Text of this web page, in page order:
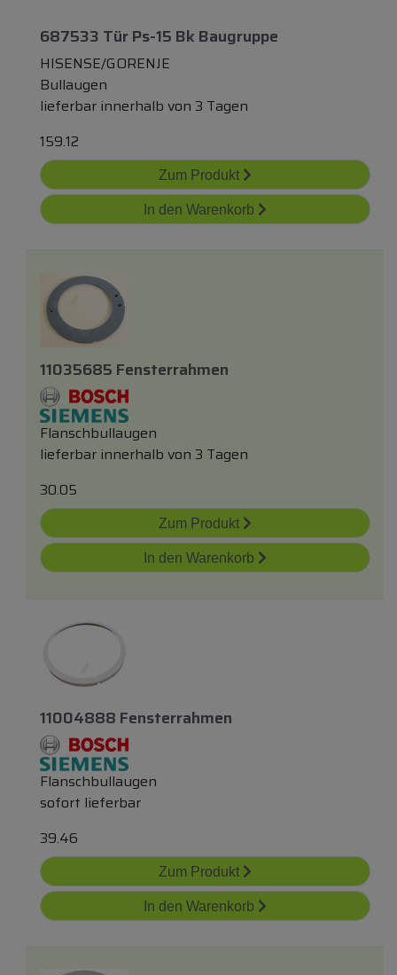
687533 Tür Ps-15 Bk Baugruppe
HISENSE/GORENJE
Bullaugen
lieferbar innerhalb von 3 Tagen
159.12
Zum Produkt
In den Warenkorb
11035685 Fensterrahmen
Flanschbullaugen
lieferbar innerhalb von 3 Tagen
30.05
Zum Produkt
In den Warenkorb
11004888 Fensterrahmen
Flanschbullaugen
sofort lieferbar
39.46
Zum Produkt
In den Warenkorb